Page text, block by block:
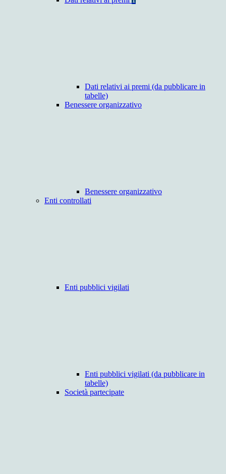
Dati relativi ai premi (da pubblicare in
tabelle)
Benessere organizzativo
Benessere organizzativo
Enti controllati
Enti pubblici vigilati
Enti pubblici vigilati (da pubblicare in
tabelle)
Società partecipate